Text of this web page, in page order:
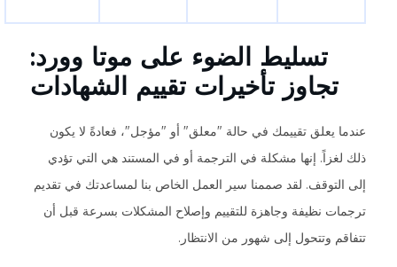
تسليط الضوء على موتا وورد:
تجاوز تأخيرات تقييم الشهادات
عندما يعلق تقييمك في حالة "معلق" أو "مؤجل"، فعادةً لا يكون
ذلك لغزاً. إنها مشكلة في الترجمة أو في المستند هي التي تؤدي
إلى التوقف. لقد صممنا سير العمل الخاص بنا لمساعدتك في تقديم
ترجمات نظيفة وجاهزة للتقييم وإصلاح المشكلات بسرعة قبل أن
تتفاقم وتتحول إلى شهور من الانتظار.